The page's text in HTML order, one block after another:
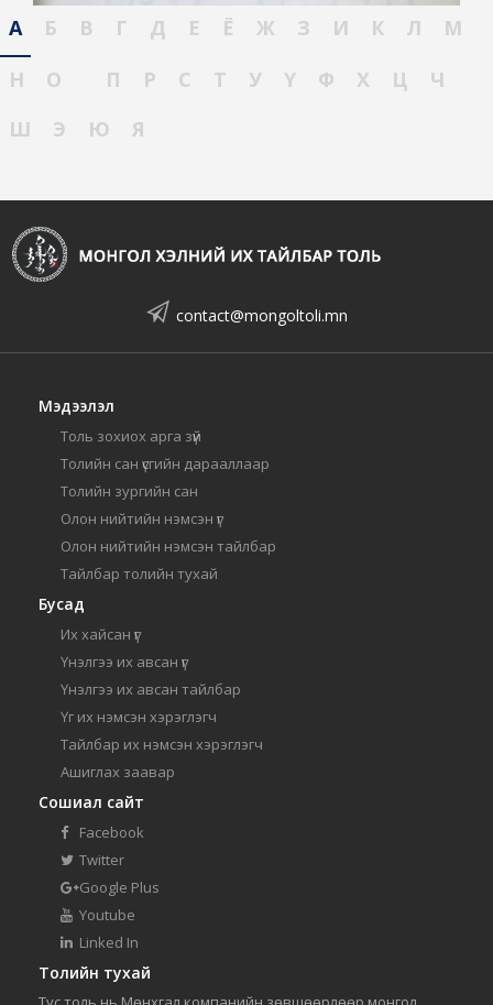
А Б В Г Д Е Ё Ж З И К Л
М
Н
О П Р С Т У Ү Ф Х Ц
Ч
Ш
Э Ю Я
contact@mongoltoli.mn
Мэдээлэл
Толь зохиох арга зүй
Толийн сан үсгийн дарааллаар
Толийн зургийн сан
Олон нийтийн нэмсэн үг
Олон нийтийн нэмсэн тайлбар
Тайлбар толийн тухай
Бусад
Их хайсан үг
Үнэлгээ их авсан үг
Үнэлгээ их авсан тайлбар
Үг их нэмсэн хэрэглэгч
Тайлбар их нэмсэн хэрэглэгч
Ашиглах заавар
Сошиал сайт
Facebook
Twitter
Google Plus
Youtube
Linked In
Толийн тухай